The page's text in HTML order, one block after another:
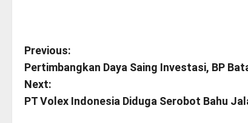
P
o
s
Previous:
Pertimbangkan Daya Saing Investasi, BP
Next:
PT Volex Indonesia Diduga Serobot Bahu